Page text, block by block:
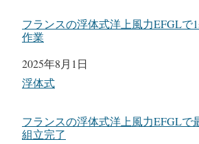
フランスの浮体式洋上風力EFGLで
作業
日付
2025年8月1日
関連理由
浮体式
フランスの浮体式洋上風力EFGLで
組立完了